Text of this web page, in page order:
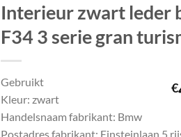
Interieur zwart leder
F34 3 serie gran
€
Gebruikt
Kleur: zwart
Handelsnaam fabrikant: Bmw
Postadres fabrikant: Einsteinlaan 5